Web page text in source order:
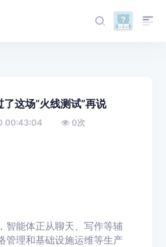
这场“火线测试”再说
00:43:04 0次
智能体正从聊天、写作等辅
管理和基础设施运维等生产